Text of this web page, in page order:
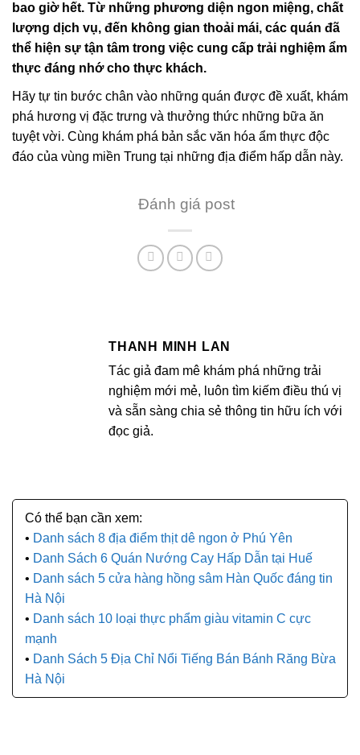
bao giờ hết. Từ những phương diện ngon miệng, chất
lượng dịch vụ, đến không gian thoải mái, các quán đã
thể hiện sự tận tâm trong việc cung cấp trải nghiệm ẩm
thực đáng nhớ cho thực khách.
Hãy tự tin bước chân vào những quán được đề xuất, khám
phá hương vị đặc trưng và thưởng thức những bữa ăn
tuyệt vời. Cùng khám phá bản sắc văn hóa ẩm thực độc
đáo của vùng miền Trung tại những địa điểm hấp dẫn này.
Đánh giá post
THANH MINH LAN
Tác giả đam mê khám phá những trải
nghiệm mới mẻ, luôn tìm kiếm điều thú vị
và sẵn sàng chia sẻ thông tin hữu ích với
đọc giả.
Danh sách 8 địa điểm thịt dê ngon ở Phú Yên
Danh Sách 6 Quán Nướng Cay Hấp Dẫn tại Huế
Danh sách 5 cửa hàng hồng sâm Hàn Quốc đáng tin
Hà Nội
Danh sách 10 loại thực phẩm giàu vitamin C cực
mạnh
Danh Sách 5 Địa Chỉ Nổi Tiếng Bán Bánh Răng Bừa
Hà Nội